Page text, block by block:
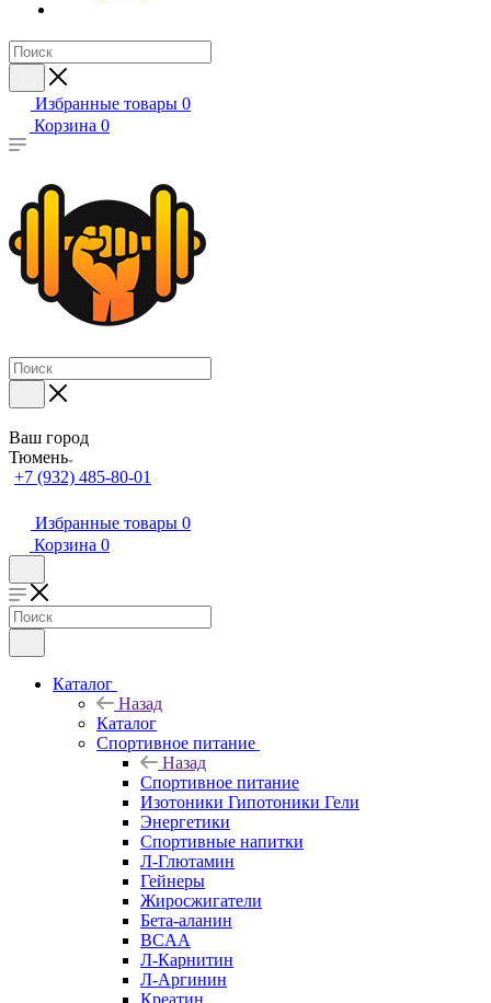
Избранные товары 0
Корзина 0
Ваш город
Тюмень
+7 (932) 485-80-01
Избранные товары 0
Корзина 0
Каталог
Назад
Каталог
Спортивное питание
Назад
Спортивное питание
Изотоники Гипотоники Гели
Энергетики
Спортивные напитки
Л-Глютамин
Гейнеры
Жиросжигатели
Бета-аланин
BCAA
Л-Карнитин
Л-Аргинин
Креатин